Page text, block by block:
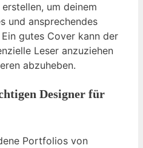
um deinem
und ansprechendes
gutes Cover kann der
Leser anzuziehen
abzuheben.
Designer für
Portfolios von